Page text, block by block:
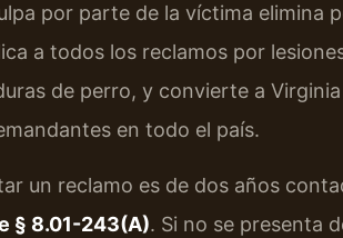
por parte de la víctima elimina
a todos los reclamos por
de perro, y convierte a
en todo el país.
un reclamo es de dos años
§ 8.01-243(A). Si no se presenta